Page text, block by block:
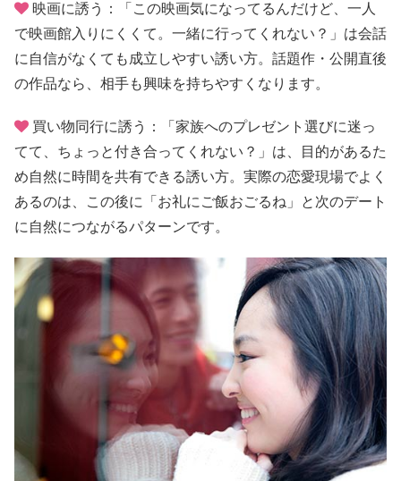
映画に誘う：「この映画気になってるんだけど、一人
で映画館入りにくくて。一緒に行ってくれない？」は会話
に自信がなくても成立しやすい誘い方。話題作・公開直後
の作品なら、相手も興味を持ちやすくなります。
買い物同行に誘う：「家族へのプレゼント選びに迷っ
てて、ちょっと付き合ってくれない？」は、目的があるた
め自然に時間を共有できる誘い方。実際の恋愛現場でよく
あるのは、この後に「お礼にご飯おごるね」と次のデート
に自然につながるパターンです。